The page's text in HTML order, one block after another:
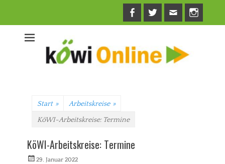
Facebook
Twitter
Mail
Start » Arbeitskreise »
KöWI-Arbeitskreise: Termine
KöWI-Arbeitskreise: Termine
Veröffentlicht
29. Januar 2022